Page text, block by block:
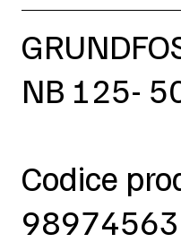
NB 125-
Codice
98974563